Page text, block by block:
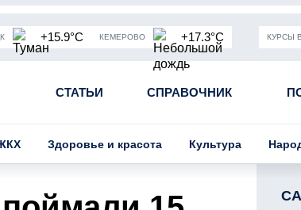
+15.9°C КЕМЕРОВО +17.3°C КУРСЫ
СТАТЬИ СПРАВОЧНИК
Частичная мобилизация в России Угольная
Здоровье и красота Культура